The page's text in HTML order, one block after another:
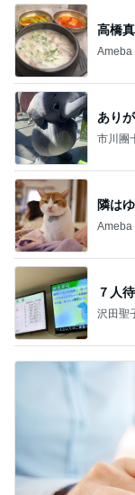
高橋
Ameba
あり
市川團
隣は
Ameba
７人
沢田聖